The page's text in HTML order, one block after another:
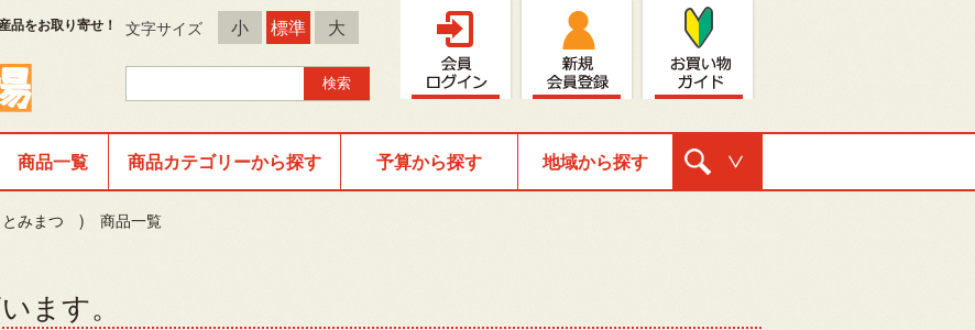
品をお取り寄せ！ 文字サイズ 小 標準 大
商品一覧 商品カテゴリーから探す 予算から探す 地域から探す
とみまつ ) 商品一覧
ます。